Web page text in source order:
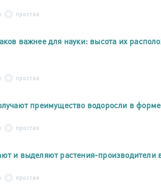
простая
важнее для науки: высота их
простая
преимущество водоросли в
простая
и выделяют растения-производители
простая